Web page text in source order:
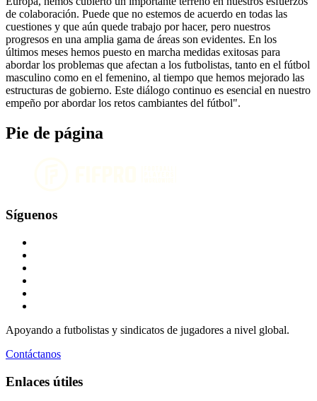
de colaboración. Puede que no estemos de acuerdo en todas las
cuestiones y que aún quede trabajo por hacer, pero nuestros
progresos en una amplia gama de áreas son evidentes. En los
últimos meses hemos puesto en marcha medidas exitosas para
abordar los problemas que afectan a los futbolistas, tanto en el fútbol
masculino como en el femenino, al tiempo que hemos mejorado las
estructuras de gobierno. Este diálogo continuo es esencial en nuestro
empeño por abordar los retos cambiantes del fútbol".
Pie de página
Síguenos
Apoyando a futbolistas y sindicatos de jugadores a nivel global.
Contáctanos
Enlaces útiles